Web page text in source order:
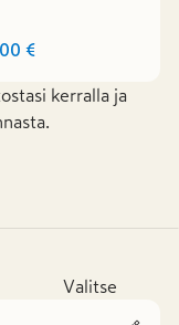
€
kerralla ja
Valitse